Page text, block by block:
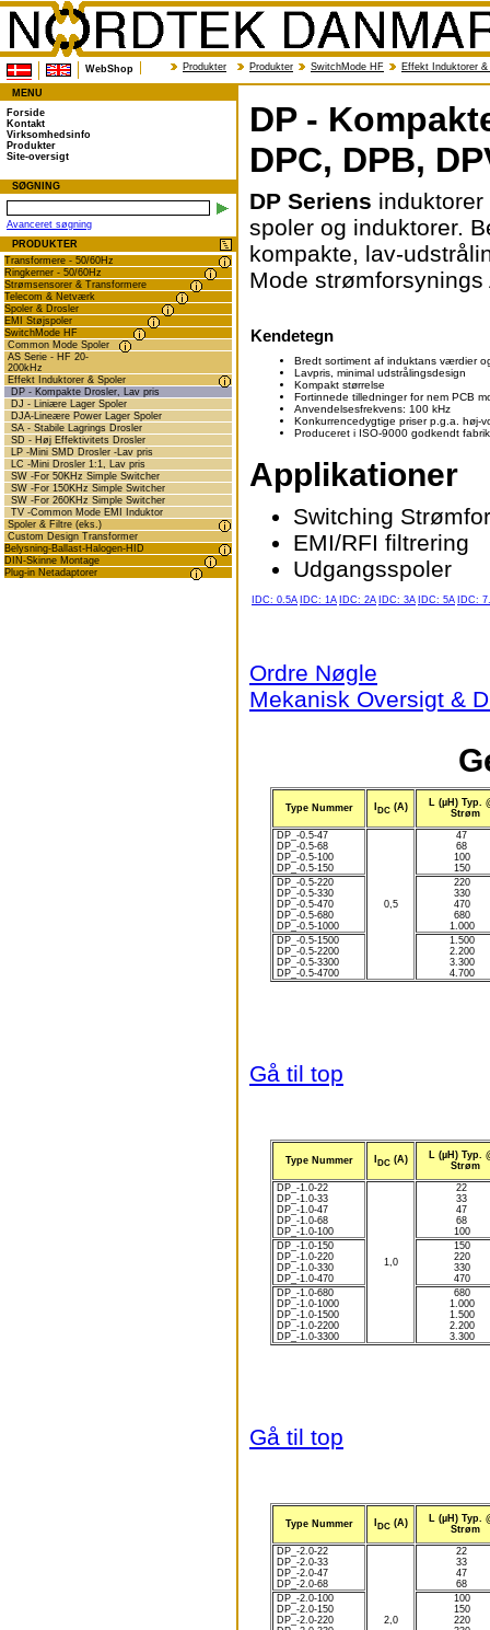
WebShop Produkter Produkter SwitchMode HF Effekt Induktorer &
MENU
Forside
Kontakt
Virksomhedsinfo
Produkter
Site-oversigt
SØGNING
Avanceret søgning
PRODUKTER
Transformere - 50/60Hz
Ringkerner - 50/60Hz
Strømsensorer & Transformere
Telecom & Netværk
Spoler & Drosler
EMI Støjspoler
SwitchMode HF
Common Mode Spoler
AS Serie - HF 20-
200kHz
Effekt Induktorer & Spoler
DP - Kompakte Drosler, Lav pris
DJ - Liniære Lager Spoler
DJA-Lineære Power Lager Spoler
SA - Stabile Lagrings Drosler
SD - Høj Effektivitets Drosler
LP -Mini SMD Drosler -Lav pris
LC -Mini Drosler 1:1, Lav pris
SW -For 50KHz Simple Switcher
SW -For 150KHz Simple Switcher
SW -For 260KHz Simple Switcher
TV -Common Mode EMI Induktor
Spoler & Filtre (eks.)
Custom Design Transformer
Belysning-Ballast-Halogen-HID
DIN-Skinne Montage
Plug-in Netadaptorer
DP -
DPC, DPB,
DP Seriens
spoler og induktorer.
kompakte, lav-
Mode
Kendetegn
Bredt sortiment af induktans værdier
Lavpris, minimal udstrålingsdesign
Kompakt størrelse
Fortinnede tilledninger for nem PCB
Anvendelsesfrekvens: 100 kHz
Konkurrencedygtige priser p.g.a. høj-
Produceret i ISO-9000 godkendt fabrik
Applikationer
Switching
EMI/RFI filtrering
Udgangsspoler
IDC: 0.5A IDC: 1A IDC: 2A IDC: 3A IDC: 5A IDC:
Ordre Nøgle
Mekanisk Oversigt &
Type Nummer DC(A)
L (µH) Typ.
Strøm
DP_-0.5-47
DP_-0.5-68
DP_-0.5-100
DP_-0.5-150
0,5
47
68
100
150
DP_-0.5-220
DP_-0.5-330
DP_-0.5-470
DP_-0.5-680
DP_-0.5-1000
220
330
470
680
1.000
DP_-0.5-1500
DP_-0.5-2200
DP_-0.5-3300
DP_-0.5-4700
1.500
2.200
3.300
4.700
Gå til top
Type Nummer DC(A)
L (µH) Typ.
Strøm
DP_-1.0-22
DP_-1.0-33
DP_-1.0-47
DP_-1.0-68
DP_-1.0-100
1,0
22
33
47
68
100
DP_-1.0-150
DP_-1.0-220
DP_-1.0-330
DP_-1.0-470
150
220
330
470
DP_-1.0-680
DP_-1.0-1000
DP_-1.0-1500
DP_-1.0-2200
DP_-1.0-3300
680
1.000
1.500
2.200
3.300
Gå til top
Type Nummer DC(A)
L (µH) Typ.
Strøm
DP_-2.0-22
DP_-2.0-33
DP_-2.0-47
DP_-2.0-68
2,0
22
33
47
68
DP_-2.0-100
DP_-2.0-150
DP_-2.0-220
100
150
220